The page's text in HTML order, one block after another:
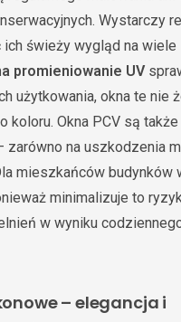
Wystarczy
ich świeży wygląd na wiele
promieniowanie UV
użytkowania, okna te nie
koloru. Okna PCV są
zarówno na uszkodzenia
mieszkańców budynków
minimalizuje to
w wyniku
– elegancja i